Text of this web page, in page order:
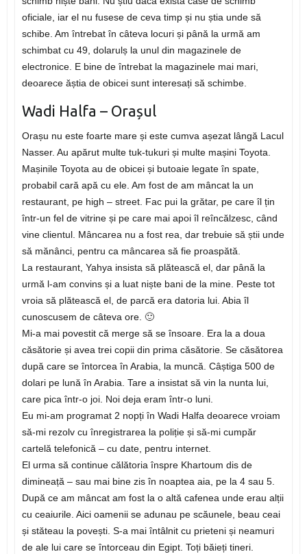
oficiale, iar el nu fusese de ceva timp și nu știa unde să
schibe. Am întrebat în câteva locuri și până la urmă am
schimbat cu 49, dolarulș la unul din magazinele de
electronice. E bine de întrebat la magazinele mai mari,
deoarece ăștia de obicei sunt interesați să schimbe.
Wadi Halfa – Orașul
Orașu nu este foarte mare și este cumva așezat lângă Lacul
Nasser. Au apărut multe tuk-tukuri și multe mașini Toyota.
Mașinile Toyota au de obicei și butoaie legate în spate,
probabil cară apă cu ele. Am fost de am mâncat la un
restaurant, pe high – street. Fac pui la grătar, pe care îl țin
într-un fel de vitrine și pe care mai apoi îl reîncălzesc, când
vine clientul. Mâncarea nu a fost rea, dar trebuie să știi unde
să mănânci, pentru ca mâncarea să fie proaspătă.
La restaurant, Yahya insista să plătească el, dar până la
urmă l-am convins și a luat niște bani de la mine. Peste tot
vroia să plătească el, de parcă era datoria lui. Abia îl
cunoscusem de câteva ore. 🙂
Mi-a mai povestit că merge să se însoare. Era la a doua
căsătorie și avea trei copii din prima căsătorie. Se căsătorea
după care se întorcea în Arabia, la muncă. Câștiga 500 de
dolari pe lună în Arabia. Tare a insistat să vin la nunta lui,
care pica într-o joi. Noi deja eram într-o luni.
Eu mi-am programat 2 nopți în Wadi Halfa deoarece vroiam
să-mi rezolv cu înregistrarea la poliție și să-mi cumpăr
cartelă telefonică – cu date, pentru internet.
El urma să continue călătoria înspre Khartoum dis de
dimineață – sau mai bine zis în noaptea aia, pe la 4 sau 5.
După ce am mâncat am fost la o altă cafenea unde erau alții
cu ceaiurile. Aici oamenii se adunau pe scăunele, beau ceai
și stăteau la povești. S-a mai întâlnit cu prieteni și neamuri
de ale lui care se întorceau din Egipt. Toți băieți tineri.